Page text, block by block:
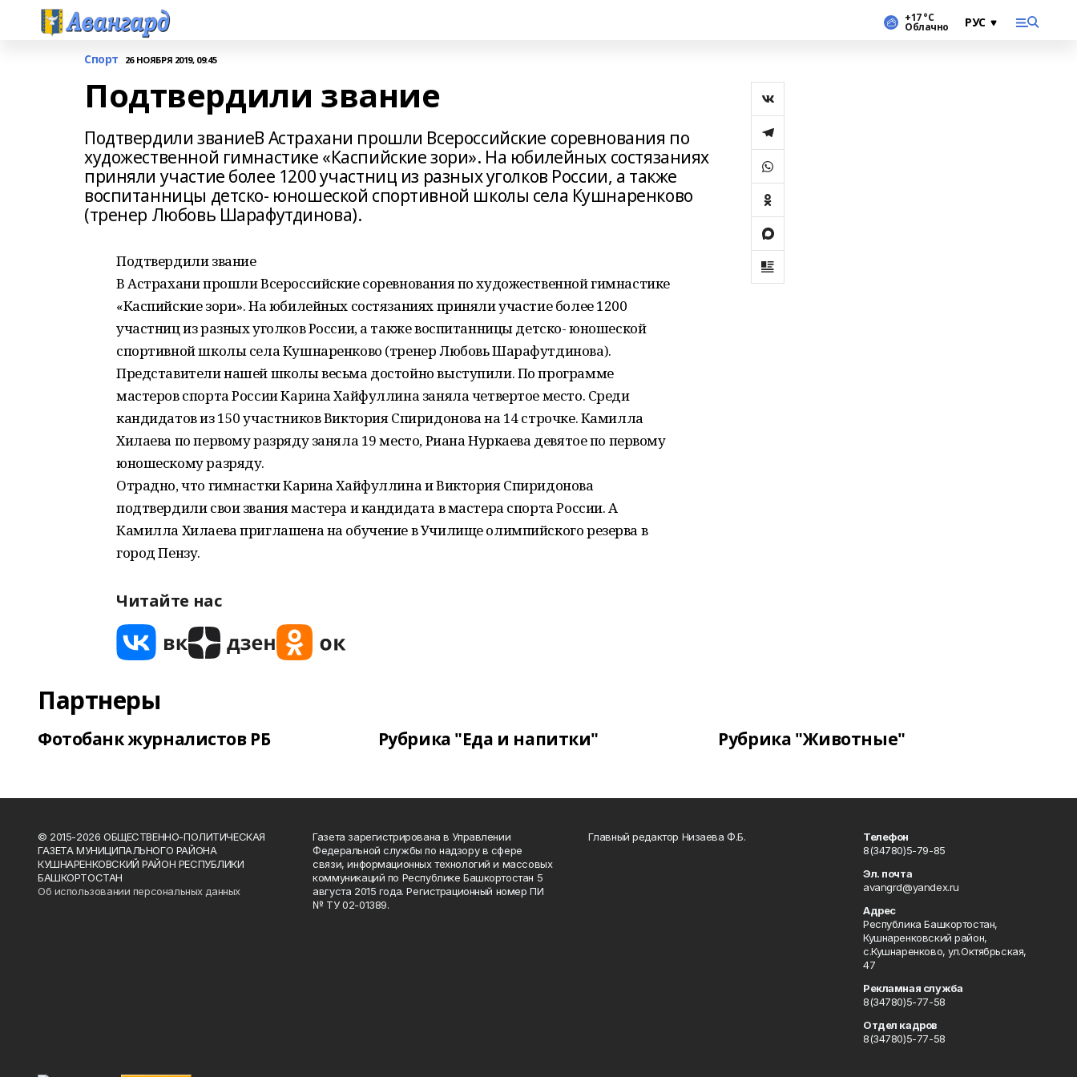
+17 °С
Облачно
Спорт 26 НОЯБРЯ 2019, 09:45
Подтвердили звание
Подтвердили званиеВ Астрахани прошли Всероссийские соревнования по
художественной гимнастике «Каспийские зори». На юбилейных состязаниях
приняли участие более 1200 участниц из разных уголков России, а также
воспитанницы детско- юношеской спортивной школы села Кушнаренково
(тренер Любовь Шарафутдинова).
Подтвердили звание
В Астрахани прошли Всероссийские соревнования по художественной гимнастике
«Каспийские зори». На юбилейных состязаниях приняли участие более 1200
участниц из разных уголков России, а также воспитанницы детско- юношеской
спортивной школы села Кушнаренково (тренер Любовь Шарафутдинова).
Представители нашей школы весьма достойно выступили. По программе
мастеров спорта России Карина Хайфуллина заняла четвертое место. Среди
кандидатов из 150 участников Виктория Спиридонова на 14 строчке. Камилла
Хилаева по первому разряду заняла 19 место, Риана Нуркаева девятое по первому
юношескому разряду.
Отрадно, что гимнастки Карина Хайфуллина и Виктория Спиридонова
подтвердили свои звания мастера и кандидата в мастера спорта России. А
Камилла Хилаева приглашена на обучение в Училище олимпийского резерва в
город Пензу.
Читайте нас
Партнеры
Фотобанк журналистов РБ Рубрика "Еда и напитки" Рубрика "Животные"
© 2015-2026 ОБЩЕСТВЕННО-ПОЛИТИЧЕСКАЯ
ГАЗЕТА МУНИЦИПАЛЬНОГО РАЙОНА
КУШНАРЕНКОВСКИЙ РАЙОН РЕСПУБЛИКИ
БАШКОРТОСТАН
Об использовании персональных данных
Газета зарегистрирована в Управлении
Федеральной службы по надзору в сфере
связи, информационных технологий и массовых
коммуникаций по Республике Башкортостан 5
августа 2015 года. Регистрационный номер ПИ
№ ТУ 02-01389.
Главный редактор Низаева Ф.Б.
Телефон
8(34780)5-79-85
Эл. почта
avangrd@yandex.ru
Адрес
Республика Башкортостан,
Кушнаренковский район,
с.Кушнаренково, ул.Октябрьская,
47
Рекламная служба
8(34780)5-77-58
Отдел кадров
8(34780)5-77-58